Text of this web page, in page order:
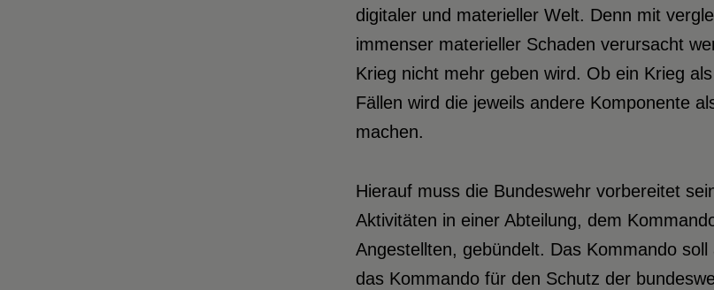
digitaler und materieller Welt. Denn mit
immenser materieller Schaden verursacht
Krieg nicht mehr geben wird. Ob ein Krieg
Fällen wird die jeweils andere Komponente
machen.
Hierauf muss die Bundeswehr vorbereitet
Aktivitäten in einer Abteilung, dem
Angestellten, gebündelt. Das Kommando
das Kommando für den Schutz der